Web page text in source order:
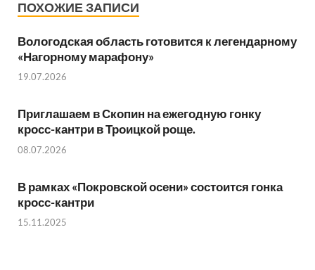
ПОХОЖИЕ ЗАПИСИ
Вологодская область готовится к легендарному
«Нагорному марафону»
19.07.2026
Приглашаем в Скопин на ежегодную гонку
кросс-кантри в Троицкой роще.
08.07.2026
В рамках «Покровской осени» состоится гонка
кросс-кантри
15.11.2025